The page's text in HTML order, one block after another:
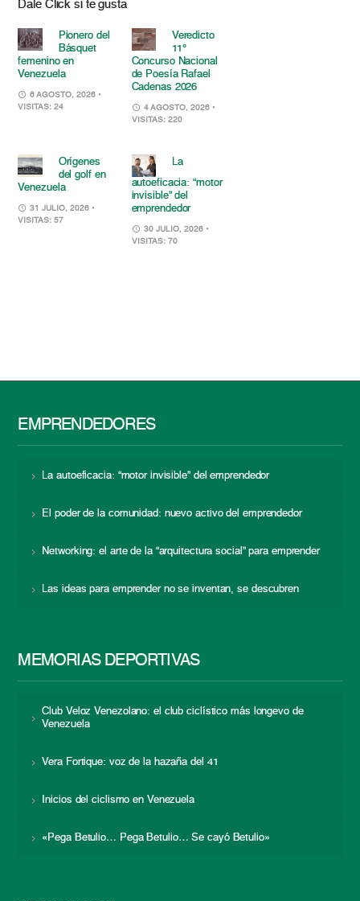
Dale Click si te gusta
Pionero del
Básquet
femenino en
Venezuela
6 AGOSTO, 2026 •
VISITAS: 24
Veredicto
11°
Concurso Nacional
de Poesía Rafael
Cadenas 2026
4 AGOSTO, 2026 •
VISITAS: 220
Orígenes
del golf en
Venezuela
31 JULIO, 2026 •
VISITAS: 57
La
autoeficacia: “motor
invisible” del
emprendedor
30 JULIO, 2026 •
VISITAS: 70
EMPRENDEDORES
La autoeficacia: “motor invisible” del emprendedor
El poder de la comunidad: nuevo activo del emprendedor
Networking: el arte de la “arquitectura social” para emprender
Las ideas para emprender no se inventan, se descubren
MEMORIAS DEPORTIVAS
Club Veloz Venezolano: el club ciclístico más longevo de
Venezuela
Vera Fortique: voz de la hazaña del 41
Inicios del ciclismo en Venezuela
«Pega Betulio… Pega Betulio… Se cayó Betulio»